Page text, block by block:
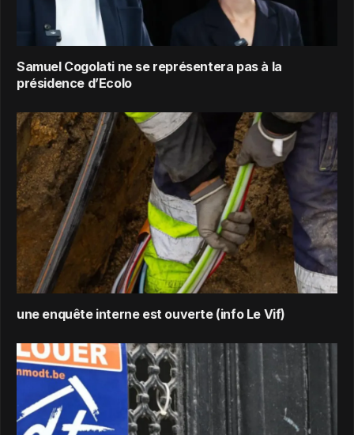
Samuel Cogolati ne se représentera pas à la
présidence d’Ecolo
une enquête interne est ouverte (info Le Vif)